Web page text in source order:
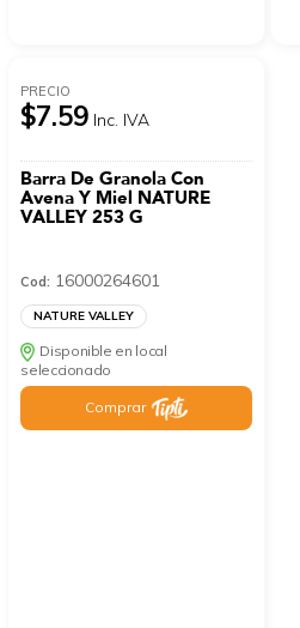
PRECIO
$7.59 Inc. IVA
Barra De Granola Con
Avena Y Miel NATURE
VALLEY 253 G
Cod: 16000264601
NATURE VALLEY
Disponible en local
seleccionado
Comprar